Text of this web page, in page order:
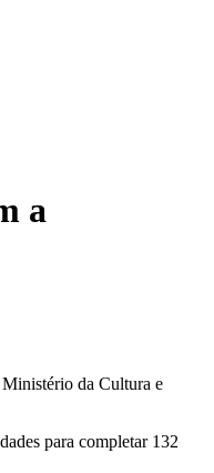
a
Ministério da Cultura e
para completar 132